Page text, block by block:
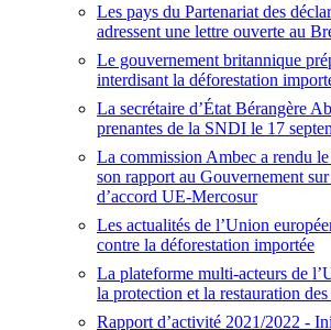
Les pays du Partenariat des
adressent une lettre ouverte au
Le gouvernement britannique
interdisant la déforestation
La secrétaire d’État Bérangère
prenantes de la SNDI le 17
La commission Ambec a rendu
son rapport au Gouvernement
d’accord UE-Mercosur
Les actualités de l’Union
contre la déforestation importée
La plateforme multi-acteurs de
la protection et la restauration
Rapport d’activité 2021/2022 -